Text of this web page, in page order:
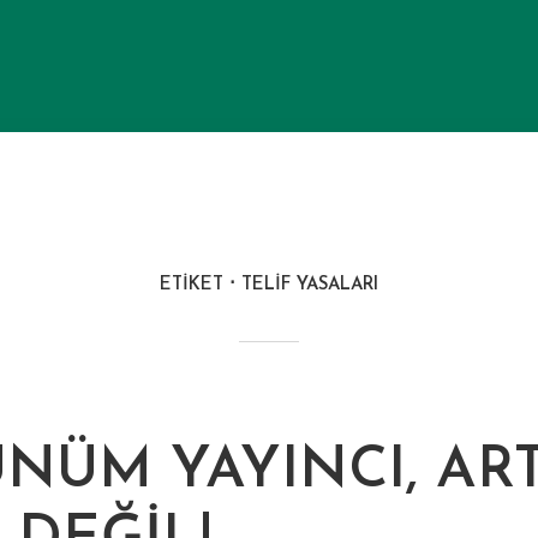
ETIKET TELIF YASALARI
YAYINCI,